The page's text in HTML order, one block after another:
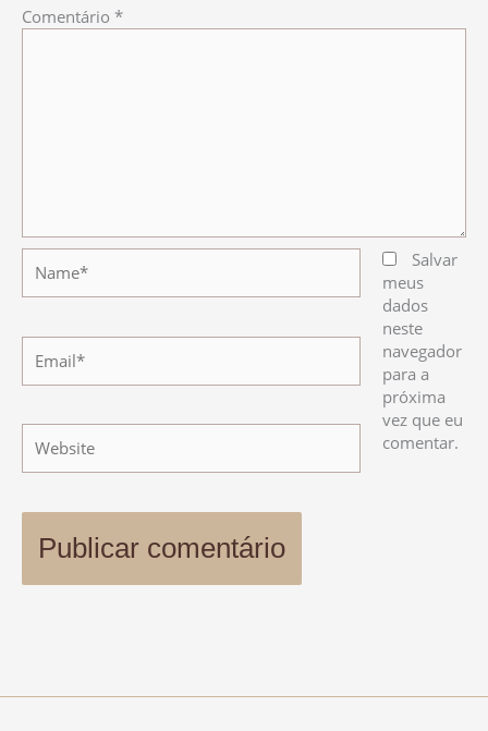
Comentário *
Salvar
meus
dados
neste
navegador
para a
próxima
vez que eu
comentar.